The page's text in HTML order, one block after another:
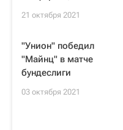
21 октября 2021
"Унион" победил
"Майнц" в матче
бундеслиги
03 октября 2021